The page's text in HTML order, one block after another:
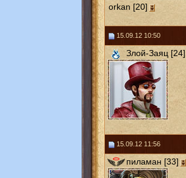
orkan [20]
15.09.12 10:50
Злой-Заяц [24]
15.09.12 11:56
пиламан [33]